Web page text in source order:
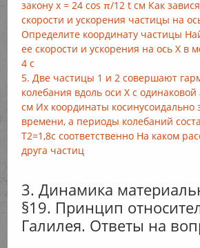
закону х = 24 cos π/12 t см Как
скорости и ускорения частицы на
Определите координату частицы
ее скорости и ускорения на ось X в
4 с
5. Две частицы 1 и 2 совершают
колебания вдоль оси X с
см Их координаты косинусоидально
времени, а периоды колебаний
Т2=1,8с соответственно На каком
друга частиц
3. Динамика
§19. Принцип
Галилея. Ответы на